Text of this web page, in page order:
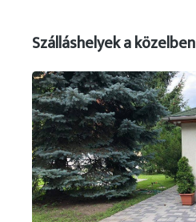
Szálláshelyek a közelben